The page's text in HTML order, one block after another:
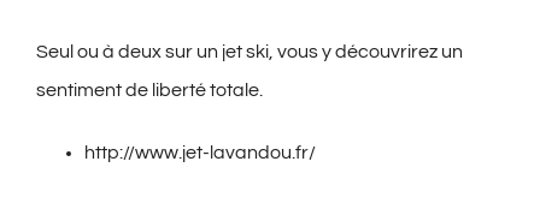
Seul ou à deux sur un jet ski, vous y découvrirez un
sentiment de liberté totale.
http://www.jet-lavandou.fr/